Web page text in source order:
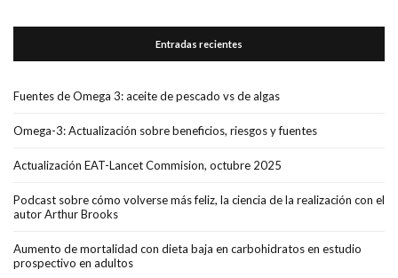
Entradas recientes
Fuentes de Omega 3: aceite de pescado vs de algas
Omega-3: Actualización sobre beneficios, riesgos y fuentes
Actualización EAT-Lancet Commision, octubre 2025
Podcast sobre cómo volverse más feliz, la ciencia de la realización con el
autor Arthur Brooks
Aumento de mortalidad con dieta baja en carbohidratos en estudio
prospectivo en adultos